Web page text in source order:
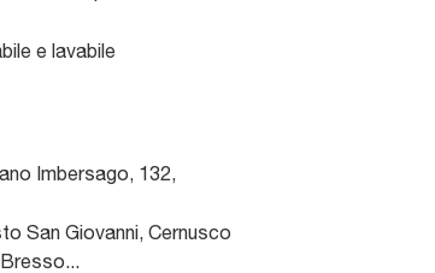
e lavabile
Imbersago, 132
San Giovanni, Cernusco